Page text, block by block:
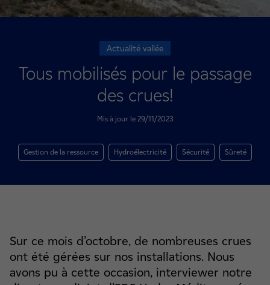
Actualité vallée
Tous mobilisés pour le passage
des crues!
Mis à jour le 29/11/2023
Gestion de la ressource Hydroélectricité Sécurité Sûreté
Sur ce mois d’octobre, de nombreuses crues
ont été gérées sur nos installations. Nous
avons pu à cette occasion, interviewer notre